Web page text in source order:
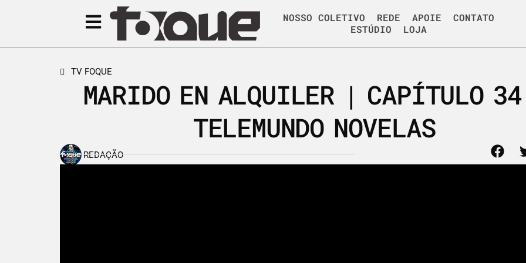
NOSSO COLETIVO REDE APOIE
CONTATO
ESTÚDIO
LOJA
TV FOQUE
MARIDO EN ALQUILER | CAPÍTULO
TELEMUNDO NOVELAS
REDAÇÃO